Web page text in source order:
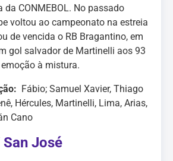
da CONMEBOL. No passado
voltou ao campeonato na estreia
de vencida o RB Bragantino, em
gol salvador de Martinelli aos 93
à mistura.
Fábio; Samuel Xavier, Thiago
Hércules, Martinelli, Lima, Arias,
Cano
San José